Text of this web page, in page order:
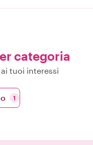
categoria
tuoi interessi
1